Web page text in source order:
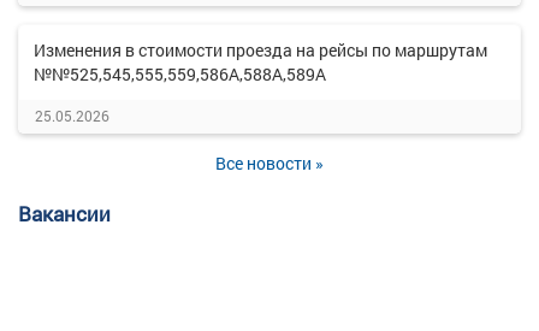
Изменения в стоимости проезда на рейсы по маршрутам
№№525,545,555,559,586А,588А,589А
25.05.2026
Все новости »
Вакансии